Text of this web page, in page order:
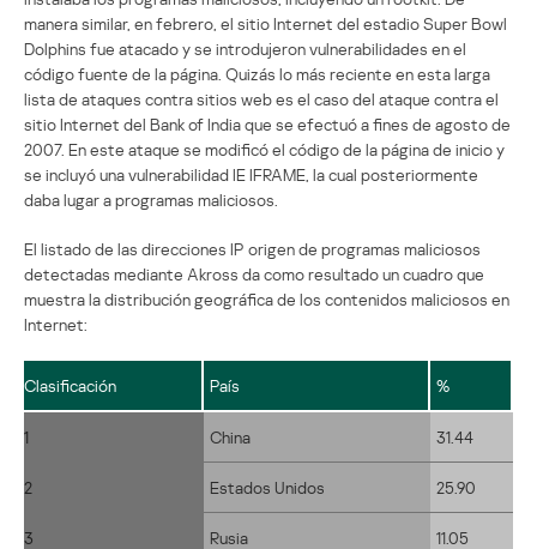
manera similar, en febrero, el sitio Internet del estadio Super Bowl
Dolphins fue atacado y se introdujeron vulnerabilidades en el
código fuente de la página. Quizás lo más reciente en esta larga
lista de ataques contra sitios web es el caso del ataque contra el
sitio Internet del Bank of India que se efectuó a fines de agosto de
2007. En este ataque se modificó el código de la página de inicio y
se incluyó una vulnerabilidad IE IFRAME, la cual posteriormente
daba lugar a programas maliciosos.
El listado de las direcciones IP origen de programas maliciosos
detectadas mediante Akross da como resultado un cuadro que
muestra la distribución geográfica de los contenidos maliciosos en
Internet:
Clasificación País %
1 China 31.44
2 Estados Unidos 25.90
3 Rusia 11.05